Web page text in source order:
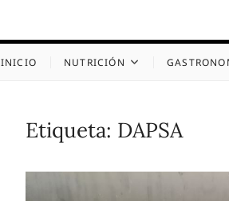
INICIO NUTRICIÓN
Etiqueta: DAPSA